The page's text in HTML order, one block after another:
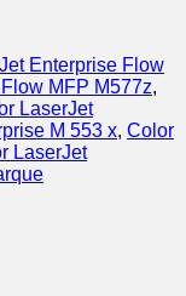
Enterprise Flow
MFP M577z,
LaserJet
M 553 x, Color
LaserJet